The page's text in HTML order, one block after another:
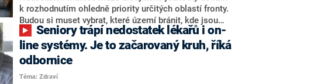
k rozhodnutím ohledně priority určitých oblastí fronty.
Budou si muset vybrat, které území bránit, kde jsou
územní porážky nejméně destruktivní. Tvrdí to
analytici amerického Institutu pro studium války (ISW).
line systémy. Je to začarovaný kruh, říká
odbornice
Téma: Zdraví